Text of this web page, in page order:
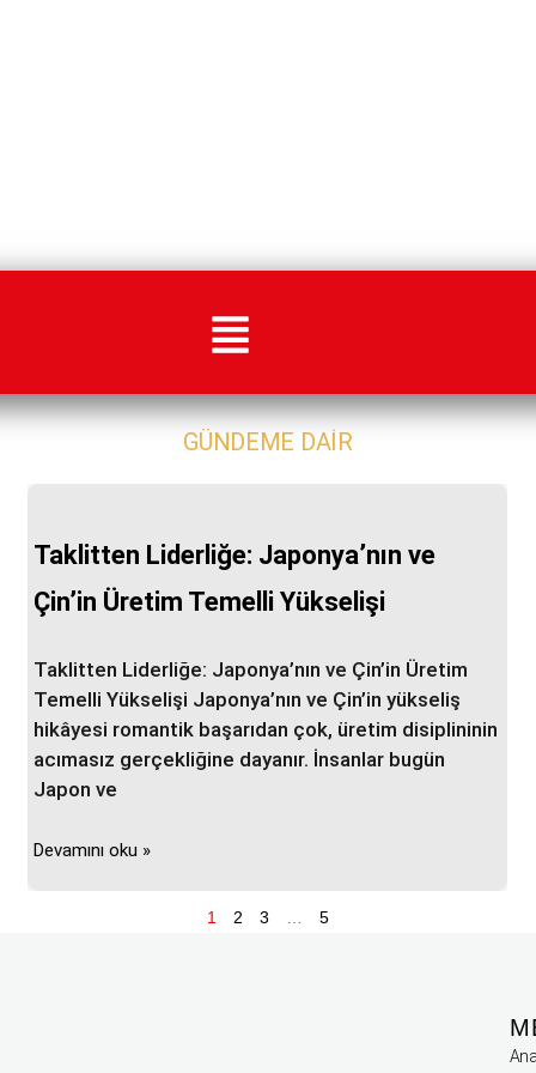
GÜNDEME DAIR
Taklitten Liderliğe: Japonya’nın ve
Çin’in Üretim Temelli Yükselişi
Taklitten Liderliğe: Japonya’nın ve Çin’in Üretim
Temelli Yükselişi Japonya’nın ve Çin’in yükseliş
hikâyesi romantik başarıdan çok, üretim disiplininin
acımasız gerçekliğine dayanır. İnsanlar bugün
Japon ve
Devamını oku »
1 2 3 … 5